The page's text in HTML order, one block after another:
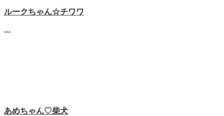
ルークちゃん☆チワワ
あめちゃん♡‬柴犬